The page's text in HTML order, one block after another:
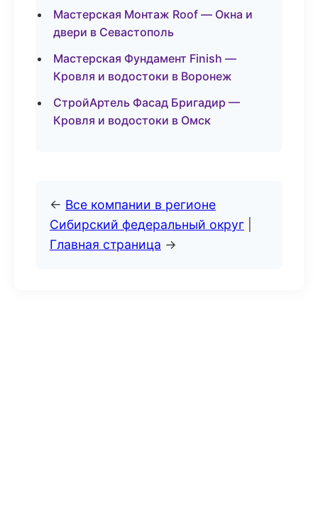
Мастерская Монтаж Roof — Окна и
двери в Севастополь
Мастерская Фундамент Finish —
Кровля и водостоки в Воронеж
СтройАртель Фасад Бригадир —
Кровля и водостоки в Омск
← Все компании в регионе
Сибирский федеральный округ
Главная страница →